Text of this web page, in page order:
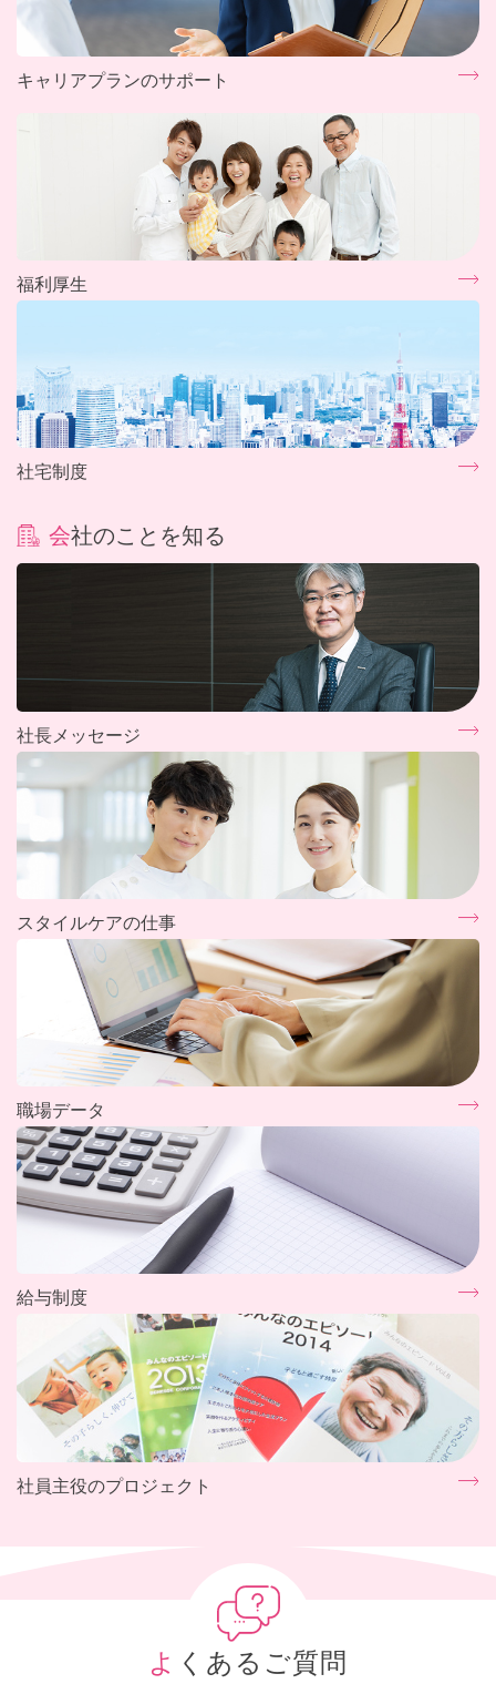
キャリアプランのサポート
福利厚生
社宅制度
会社のことを知る
社長メッセージ
スタイルケアの仕事
職場データ
給与制度
社員主役のプロジェクト
よくあるご質問